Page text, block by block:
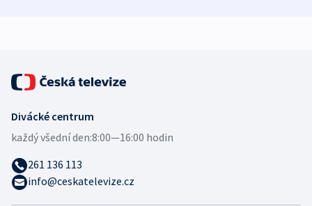
Divácké centrum
každý všední den:8:00—16:00 hodin
261 136 113
info@ceskatelevize.cz